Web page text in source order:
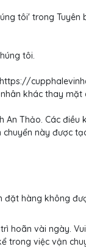
tôi' trong Tuyên
tôi.
khác thay mặt
An Thảo. Các điều
chuyển này được
đặt hàng không
hoãn vài ngày.
trong việc vận